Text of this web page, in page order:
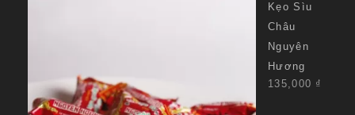
Kẹo Sìu
Châu
Nguyên
Hương
135,000 ₫